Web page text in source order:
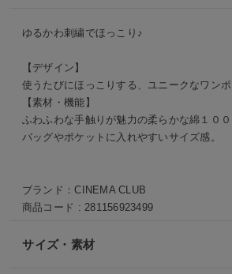
ゆるかわ刺繍でほっこり♪
【デザイン】
使うたびにほっこりする、ユニークなワンポ
【素材・機能】
ふわふわな手触りが魅力の柔らかな綿１００
バッグやポケットに入れやすいサイズ感。
ブランド：CINEMA CLUB
商品コード :281156923499
サイズ・素材